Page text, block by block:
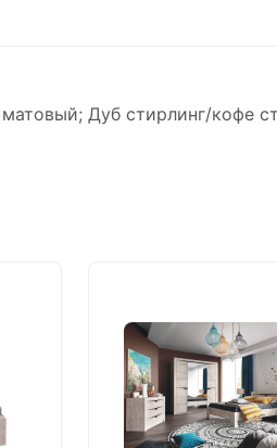
Дуб стирлинг/кофе